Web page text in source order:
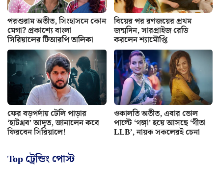
পরশুরাম অতীত, সিংহাসনে কোন
মেগা? প্রকাশ্যে বাংলা
সিরিয়ালের টিআরপি তালিকা
বিয়ের পর রণজয়ের প্রথম
জন্মদিন, সারপ্রাইজ রেডি
করলেন শ্যামৌপ্তি
ফের বড়পর্দায় টেলি পাড়ার
‘হাটথ্রব’ আদৃত, জানালেন কবে
ফিরবেন সিরিয়ালে!
ওকালতি অতীত, এবার ভোল
পাল্টে ‘গঙ্গা’ হয়ে আসছে ‘গীতা
LLB’, নায়ক সকলেরই চেনা
Top ট্রেন্ডিং পোস্ট